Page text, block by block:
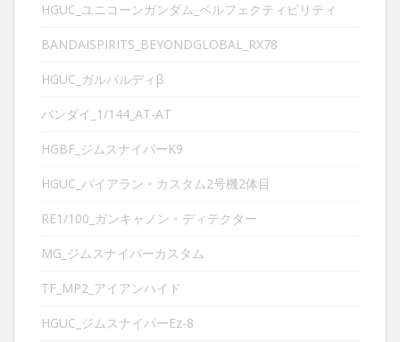
HGUC_ユニコーンガンダム_ペルフェクティビリティ
BANDAISPIRITS_BEYONDGLOBAL_RX78
HGUC_ガルバルディβ
バンダイ_1/144_AT-AT
HGBF_ジムスナイパーK9
HGUC_バイアラン・カスタム2号機2体目
RE1/100_ガンキャノン・ディテクター
MG_ジムスナイパーカスタム
TF_MP2_アイアンハイド
HGUC_ジムスナイパーEz-8